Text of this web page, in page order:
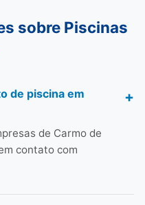
sobre Piscinas
de piscina em
de Carmo de
contato com